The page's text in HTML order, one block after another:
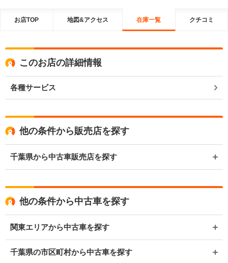
お店TOP 地図&アクセス 在庫一覧 クチコミ
このお店の詳細情報
各種サービス
他の条件から販売店を探す
千葉県から中古車販売店を探す
他の条件から中古車を探す
関東エリアから中古車を探す
千葉県の市区町村から中古車を探す